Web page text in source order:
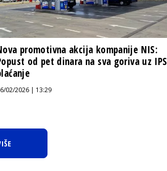
promotivna akcija kompanije NIS:
od pet dinara na sva goriva uz IPS
02/2026 | 13:29